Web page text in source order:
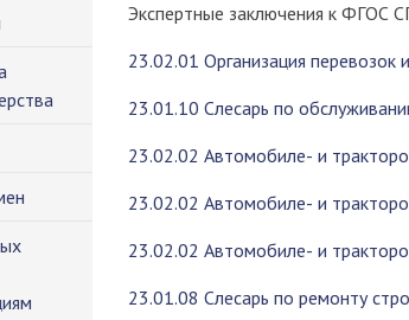
Экспертные заключения к ФГОС
23.02.01 Организация перевозок
23.01.10 Слесарь по
23.02.02 Автомобиле- и
23.02.02 Автомобиле- и
23.02.02 Автомобиле- и
23.01.08 Слесарь по ремонту